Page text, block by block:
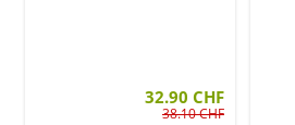
32.90 CHF
38.10 CHF